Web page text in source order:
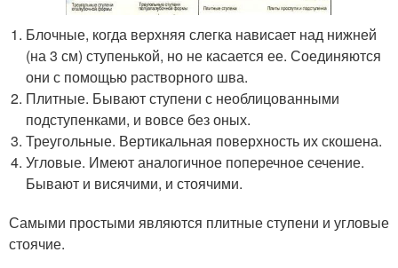
Блочные, когда верхняя слегка нависает над нижней
(на 3 см) ступенькой, но не касается ее. Соединяются
они с помощью растворного шва.
Плитные. Бывают ступени с необлицованными
подступенками, и вовсе без оных.
Треугольные. Вертикальная поверхность их скошена.
Угловые. Имеют аналогичное поперечное сечение.
Бывают и висячими, и стоячими.
Самыми простыми являются плитные ступени и угловые
стоячие.